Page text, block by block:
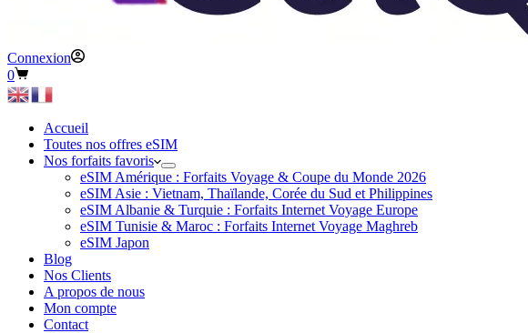
Connexion
Panier
d’achat
0
Accueil
Toutes nos offres eSIM
Nos forfaits favoris
eSIM Amérique : Forfaits Voyage & Coupe du Monde 2026
eSIM Asie : Vietnam, Thaïlande, Corée du Sud et Philippines
eSIM Albanie & Turquie : Forfaits Internet Voyage Europe
eSIM Tunisie & Maroc : Forfaits Internet Voyage Maghreb
eSIM Japon
Blog
Nos Clients
A propos de nous
Mon compte
Contact